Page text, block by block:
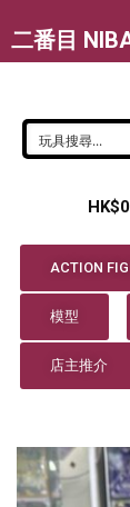
二番目
HK$
ACTION
模型
店主推介